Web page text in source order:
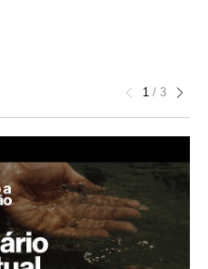
1 / 3